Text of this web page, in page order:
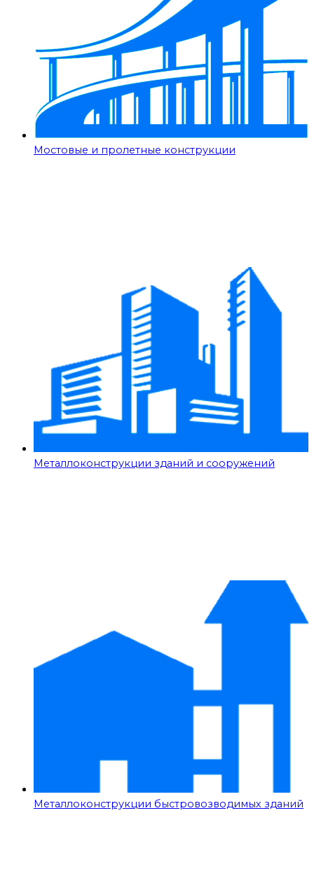
Мостовые и пролетные конструкции
Металлоконструкции зданий и сооружений
Металлоконструкции быстровозводимых зданий